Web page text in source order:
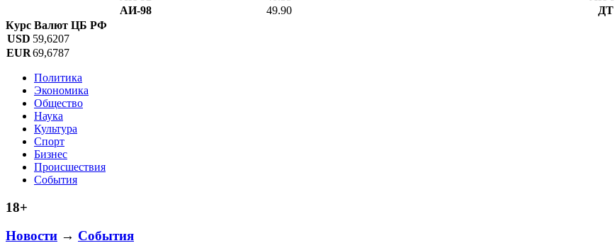
АИ-98
49.90 ДТ
Курс Валют ЦБ РФ
USD 59,6207
EUR69,6787
Политика
Экономика
Общество
Наука
Культура
Спорт
Бизнес
Происшествия
События
18+
Новости → События